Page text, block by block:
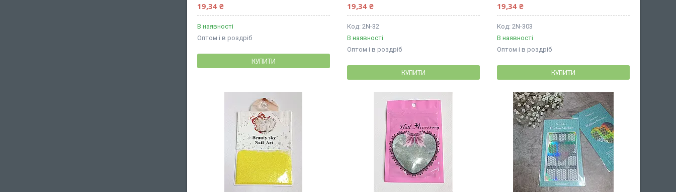
19,34 ₴
В наявності
Оптом і в роздріб
КУПИТИ
19,34 ₴
2N-32
В наявності
Оптом і в роздріб
КУПИТИ
19,34 ₴
2N-303
В наявності
Оптом і в роздріб
КУПИТИ